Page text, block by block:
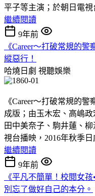
平子等主演；於朝日電視
繼續閱讀
9年前
《Career～打破常規的
縱惡行！
哈燒日劇 視聽娛樂
《Career～打破常規的
成版；由玉木宏、高嶋
田中美奈子、駒井蓮、
視台播映，2016年秋季日
繼續閱讀
9年前
《平凡不簡單！校閱女
別忘了做好自己的本分。